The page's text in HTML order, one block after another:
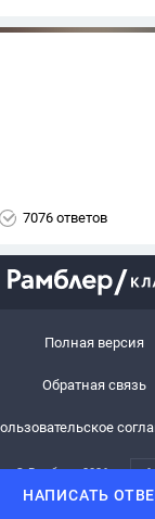
НАПИСАТЬ
7076 ответов
Полная версия
Обратная связь
© Рамблер,2026